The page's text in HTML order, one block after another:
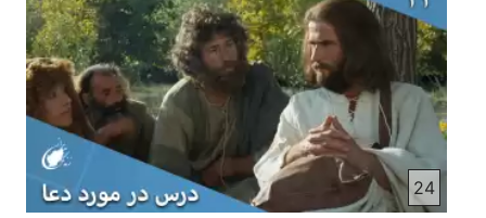
زبان که دشنا میتی چطیات میگی نام پاک خدا را به ما
زبان بگیریم من به خوده ایچ وقت اجازه را نمیتوم بخاطر
که احترام نام خداوند در قلبم هست در فکرم هست و
اگر ما و شما به خداوند احترام داریم و نامش را میگیریم
و ادعا میکنیم که دیندار هستیم و قلب ما واقعا خدا را
میشناسه چطور امکان داره از امو چشمه که نام پاک
خدا بیرون میایی چطیات بیرون میایی پس امکان نداره
یایی که مردم فقط ادعا میکنن و یک نوده یکاری است24